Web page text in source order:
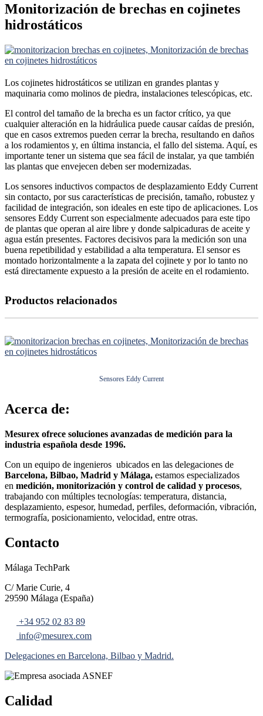
Monitorización de brechas en cojinetes
hidrostáticos
Los cojinetes hidrostáticos se utilizan en grandes plantas y
maquinaria como molinos de piedra, instalaciones telescópicas, etc.
El control del tamaño de la brecha es un factor crítico, ya que
cualquier alteración en la hidráulica puede causar caídas de presión,
que en casos extremos pueden cerrar la brecha, resultando en daños
a los rodamientos y, en última instancia, el fallo del sistema. Aquí, es
importante tener un sistema que sea fácil de instalar, ya que también
las plantas que envejecen deben ser modernizadas.
Los sensores inductivos compactos de desplazamiento Eddy Current
sin contacto, por sus características de precisión, tamaño, robustez y
facilidad de integración, son ideales en este tipo de aplicaciones. Los
sensores Eddy Current son especialmente adecuados para este tipo
de plantas que operan al aire libre y donde salpicaduras de aceite y
agua están presentes. Factores decisivos para la medición son una
buena repetibilidad y estabilidad a alta temperatura. El sensor es
montado horizontalmente a la zapata del cojinete y por lo tanto no
está directamente expuesto a la presión de aceite en el rodamiento.
Productos relacionados
Sensores Eddy Current
Acerca de:
Mesurex ofrece soluciones avanzadas de medición para la
industria española desde 1996.
Con un equipo de ingenieros ubicados en las delegaciones de
Barcelona, Bilbao, Madrid y Málaga, estamos especializados
en medición, monitorización y control de calidad y procesos,
trabajando con múltiples tecnologías: temperatura, distancia,
desplazamiento, espesor, humedad, perfiles, deformación, vibración,
termografía, posicionamiento, velocidad, entre otras.
Contacto
Málaga TechPark
C/ Marie Curie, 4
29590 Málaga (España)
+34 952 02 83 89
info@mesurex.com
Delegaciones en Barcelona, Bilbao y Madrid.
Calidad